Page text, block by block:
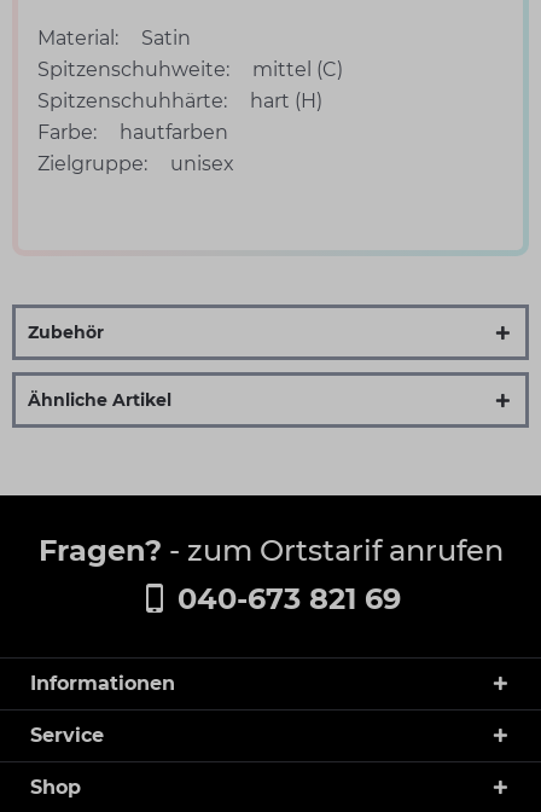
Material:
Satin
Spitzenschuhweite:
mittel (C)
Spitzenschuhhärte:
hart (H)
Farbe:
hautfarben
Zielgruppe:
unisex
Zubehör
Ähnliche Artikel
Fragen? - zum Ortstarif anrufen
040-673 821 69
Informationen
Service
Shop